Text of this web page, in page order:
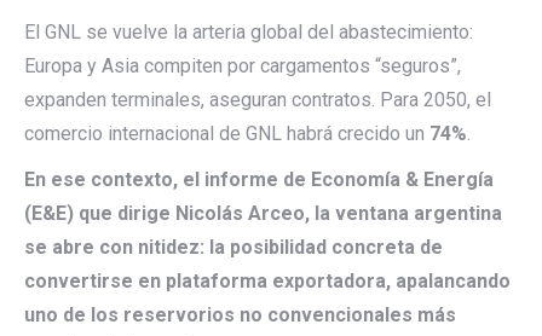
El GNL se vuelve la arteria global del abastecimiento:
Europa y Asia compiten por cargamentos “seguros”,
expanden terminales, aseguran contratos. Para 2050, el
comercio internacional de GNL habrá crecido un 74%.
En ese contexto, el informe de Economía & Energía
(E&E) que dirige Nicolás Arceo, la ventana argentina
se abre con nitidez: la posibilidad concreta de
convertirse en plataforma exportadora, apalancando
uno de los reservorios no convencionales más